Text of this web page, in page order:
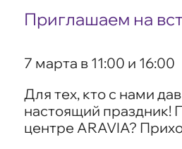
Приглашаем на
7 марта в 11:00 и 16:00
Для тех, кто с нами
настоящий праздник!
центре ARAVIA?